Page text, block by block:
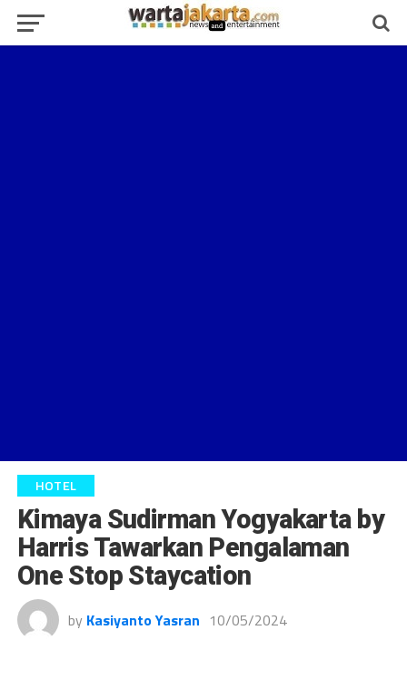
HOTEL
Kimaya Sudirman Yogyakarta by
Harris Tawarkan Pengalaman
One Stop Staycation
by Kasiyanto Yasran 10/05/2024